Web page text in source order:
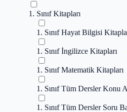
1. Sınıf Kitapları
1. Sınıf Hayat Bilgisi
1. Sınıf İngilizce Kitapları
1. Sınıf Matematik Kitapları
1. Sınıf Tüm Dersler Konu
1. Sınıf Tüm Dersler Soru